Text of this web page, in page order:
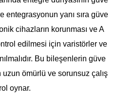
entegrasyonun yanı sıra güve
cihazların korunması ve A
edilmesi için varistörler ve
Bu bileşenlerin güve
ömürlü ve sorunsuz çalış
oynar.